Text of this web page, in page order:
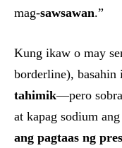
mag-sawsawan.”
Kung ikaw o may
borderline),
tahimik—pero
at kapag sodium
ang pagtaas ng